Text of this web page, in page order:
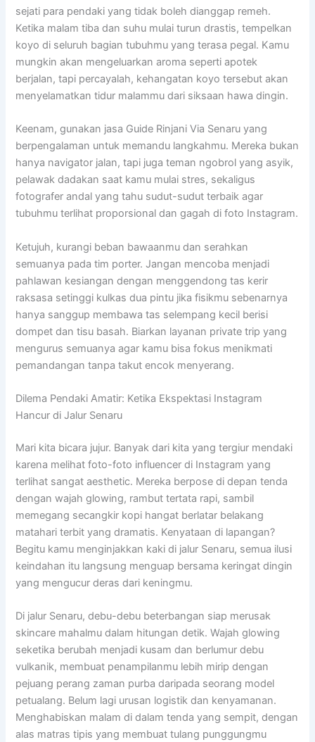
sejati para pendaki yang tidak boleh dianggap remeh.
Ketika malam tiba dan suhu mulai turun drastis, tempelkan
koyo di seluruh bagian tubuhmu yang terasa pegal. Kamu
mungkin akan mengeluarkan aroma seperti apotek
berjalan, tapi percayalah, kehangatan koyo tersebut akan
menyelamatkan tidur malammu dari siksaan hawa dingin.
Keenam, gunakan jasa Guide Rinjani Via Senaru yang
berpengalaman untuk memandu langkahmu. Mereka bukan
hanya navigator jalan, tapi juga teman ngobrol yang asyik,
pelawak dadakan saat kamu mulai stres, sekaligus
fotografer andal yang tahu sudut-sudut terbaik agar
tubuhmu terlihat proporsional dan gagah di foto Instagram.
Ketujuh, kurangi beban bawaanmu dan serahkan
semuanya pada tim porter. Jangan mencoba menjadi
pahlawan kesiangan dengan menggendong tas kerir
raksasa setinggi kulkas dua pintu jika fisikmu sebenarnya
hanya sanggup membawa tas selempang kecil berisi
dompet dan tisu basah. Biarkan layanan private trip yang
mengurus semuanya agar kamu bisa fokus menikmati
pemandangan tanpa takut encok menyerang.
Dilema Pendaki Amatir: Ketika Ekspektasi Instagram
Hancur di Jalur Senaru
Mari kita bicara jujur. Banyak dari kita yang tergiur mendaki
karena melihat foto-foto influencer di Instagram yang
terlihat sangat aesthetic. Mereka berpose di depan tenda
dengan wajah glowing, rambut tertata rapi, sambil
memegang secangkir kopi hangat berlatar belakang
matahari terbit yang dramatis. Kenyataan di lapangan?
Begitu kamu menginjakkan kaki di jalur Senaru, semua ilusi
keindahan itu langsung menguap bersama keringat dingin
yang mengucur deras dari keningmu.
Di jalur Senaru, debu-debu beterbangan siap merusak
skincare mahalmu dalam hitungan detik. Wajah glowing
seketika berubah menjadi kusam dan berlumur debu
vulkanik, membuat penampilanmu lebih mirip dengan
pejuang perang zaman purba daripada seorang model
petualang. Belum lagi urusan logistik dan kenyamanan.
Menghabiskan malam di dalam tenda yang sempit, dengan
alas matras tipis yang membuat tulang punggungmu